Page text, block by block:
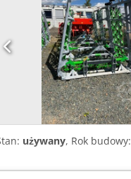
używany, Rok budowy: